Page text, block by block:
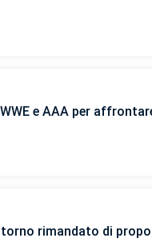
e AAA per
rimandato di